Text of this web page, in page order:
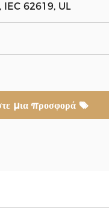
IEC 62619, UL
μια προσφορά